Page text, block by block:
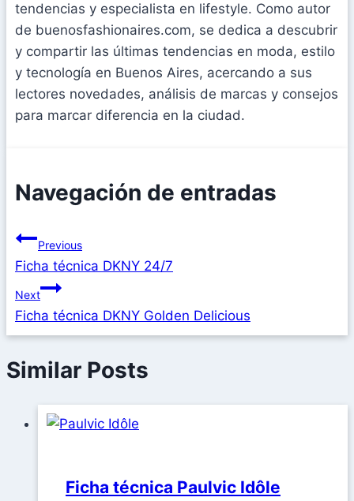
tendencias y especialista en lifestyle. Como autor
de buenosfashionaires.com, se dedica a descubrir
y compartir las últimas tendencias en moda, estilo
y tecnología en Buenos Aires, acercando a sus
lectores novedades, análisis de marcas y consejos
para marcar diferencia en la ciudad.
Navegación de entradas
Previous
Ficha técnica DKNY 24/7
Next
Ficha técnica DKNY Golden Delicious
Similar Posts
Ficha técnica Paulvic Idôle